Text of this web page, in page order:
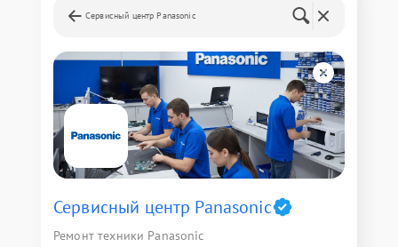
Сервисный центр Panasonic
Сервисный центр Panasonic
Ремонт техники Panasonic